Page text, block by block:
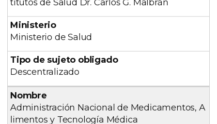
titutos de Salud Dr. Carlos G. Malbrán
Ministerio de Salud
Descentralizado
Administración Nacional de Medicamentos, A
limentos y Tecnología Médica